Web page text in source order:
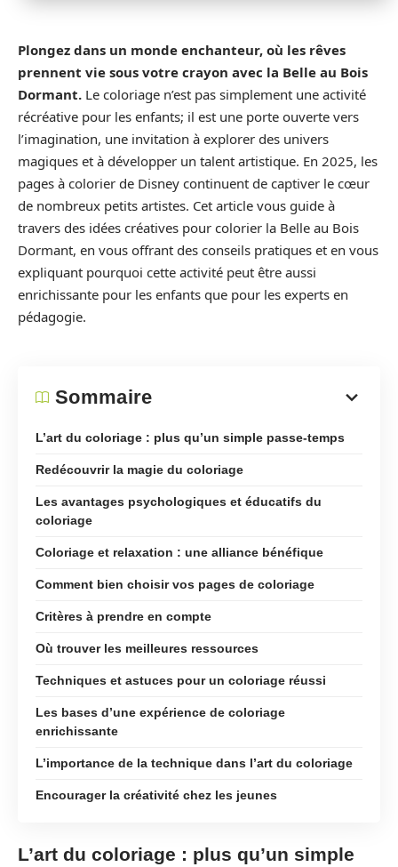
Plongez dans un monde enchanteur, où les rêves
prennent vie sous votre crayon avec la Belle au Bois
Dormant. Le coloriage n’est pas simplement une activité
récréative pour les enfants; il est une porte ouverte vers
l’imagination, une invitation à explorer des univers
magiques et à développer un talent artistique. En 2025, les
pages à colorier de Disney continuent de captiver le cœur
de nombreux petits artistes. Cet article vous guide à
travers des idées créatives pour colorier la Belle au Bois
Dormant, en vous offrant des conseils pratiques et en vous
expliquant pourquoi cette activité peut être aussi
enrichissante pour les enfants que pour les experts en
pédagogie.
Sommaire
L’art du coloriage : plus qu’un simple passe-temps
Redécouvrir la magie du coloriage
Les avantages psychologiques et éducatifs du
coloriage
Coloriage et relaxation : une alliance bénéfique
Comment bien choisir vos pages de coloriage
Critères à prendre en compte
Où trouver les meilleures ressources
Techniques et astuces pour un coloriage réussi
Les bases d’une expérience de coloriage
enrichissante
L’importance de la technique dans l’art du coloriage
Encourager la créativité chez les jeunes
L’art du coloriage : plus qu’un simple